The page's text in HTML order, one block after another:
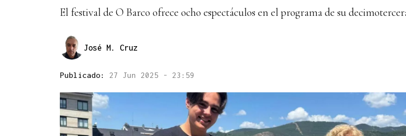
El festival de O Barco ofrece ocho espectáculos en el programa de su
José M. Cruz
Publicado: 27 Jun 2025 - 23:59